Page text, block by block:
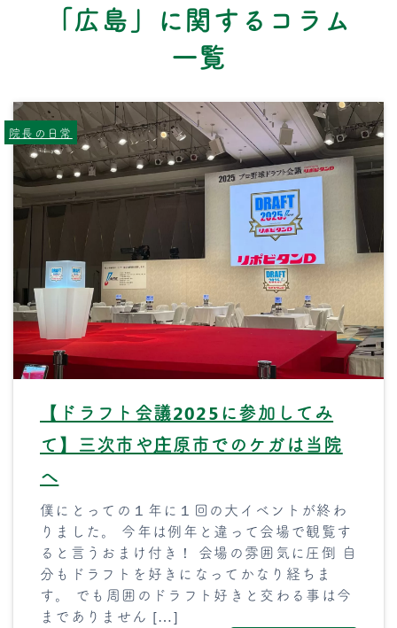
「広島」に関するコラム
一覧
【ドラフト会議2025に参加してみ
て】三次市や庄原市でのケガは当院
へ
僕にとっての１年に１回の大イベントが終わ
りました。 今年は例年と違って会場で観覧す
ると言うおまけ付き！ 会場の雰囲気に圧倒 自
分もドラフトを好きになってかなり経ちま
す。 でも周囲のドラフト好きと交わる事は今
までありません […]
院長の日常